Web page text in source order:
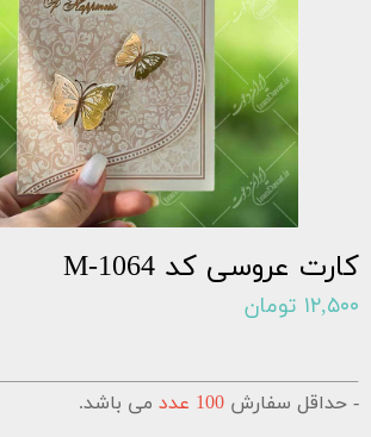
کارت عروسی کد M-1064
۱۲,۵۰۰ تومان
- حداقل سفارش 100 عدد
می باشد.